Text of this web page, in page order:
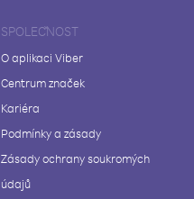
SPOLEČNOST
O aplikaci Viber
Centrum značek
Kariéra
Podmínky a zásady
Zásady ochrany soukromých
údajů